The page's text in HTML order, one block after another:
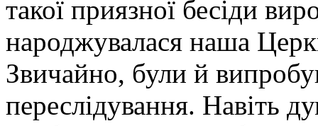
такої приязної бесіди
народжувалася наша
Звичайно, були й
переслідування. Навіть